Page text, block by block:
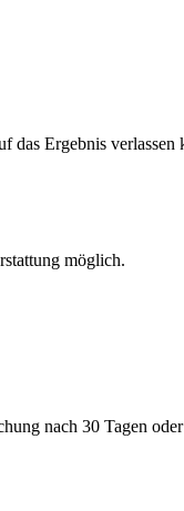
das Ergebnis verlassen
möglich.
nach 30 Tagen